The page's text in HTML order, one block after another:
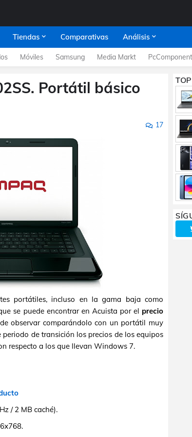
Tiendas Comparativas Análisis
Móviles Samsung Media Markt
Portátil básico
17
portátiles, incluso en la gama baja como
se puede encontrar en Acuista por el precio
observar comparándolo con un portátil muy
periodo de transición los precios de los equipos
respecto a los que llevan Windows 7.
/ 2 MB caché).